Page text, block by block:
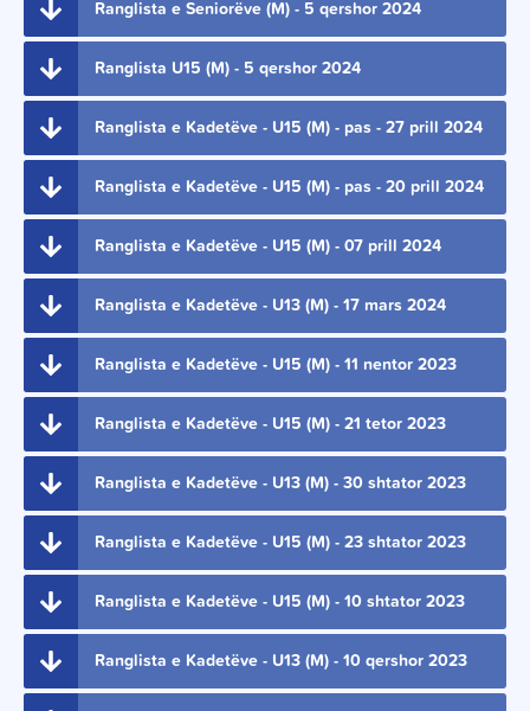
Ranglista e Seniorëve (M) - 5 qershor 2024
Ranglista U15 (M) - 5 qershor 2024
Ranglista e Kadetëve - U15 (M) - pas - 27 prill 2024
Ranglista e Kadetëve - U15 (M) - pas - 20 prill 2024
Ranglista e Kadetëve - U15 (M) - 07 prill 2024
Ranglista e Kadetëve - U13 (M) - 17 mars 2024
Ranglista e Kadetëve - U15 (M) - 11 nentor 2023
Ranglista e Kadetëve - U15 (M) - 21 tetor 2023
Ranglista e Kadetëve - U13 (M) - 30 shtator 2023
Ranglista e Kadetëve - U15 (M) - 23 shtator 2023
Ranglista e Kadetëve - U15 (M) - 10 shtator 2023
Ranglista e Kadetëve - U13 (M) - 10 qershor 2023